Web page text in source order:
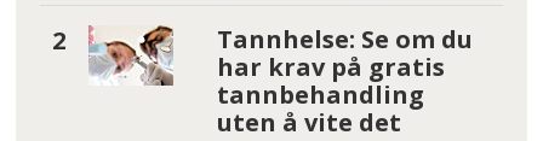
Tannhelse: Se om du
har krav på gratis
tannbehandling
uten å vite det